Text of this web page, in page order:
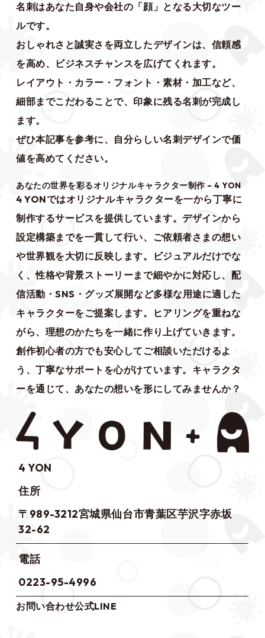
名刺はあなた自身や会社の「顔」となる大切なツー
ルです。
おしゃれさと誠実さを両立したデザインは、信頼感
を高め、ビジネスチャンスを広げてくれます。
レイアウト・カラー・フォント・素材・加工など、
細部までこだわることで、印象に残る名刺が完成し
ます。
ぜひ本記事を参考に、自分らしい名刺デザインで価
値を高めてください。
あなたの世界を彩るオリジナルキャラクター制作 – 4 YON
4 YONではオリジナルキャラクターを一から丁寧に
制作するサービスを提供しています。デザインから
設定構築までを一貫して行い、ご依頼者さまの想い
や世界観を大切に反映します。ビジュアルだけでな
く、性格や背景ストーリーまで細やかに対応し、配
信活動・SNS・グッズ展開など多様な用途に適した
キャラクターをご提案します。ヒアリングを重ねな
がら、理想のかたちを一緒に作り上げていきます。
創作初心者の方でも安心してご相談いただけるよ
う、丁寧なサポートを心がけています。キャラクタ
ーを通じて、あなたの想いを形にしてみませんか？
4 YON
住所
〒989-3212宮城県仙台市青葉区芋沢字赤坂
32-62
電話
0223-95-4996
お問い合わせ公式LINE